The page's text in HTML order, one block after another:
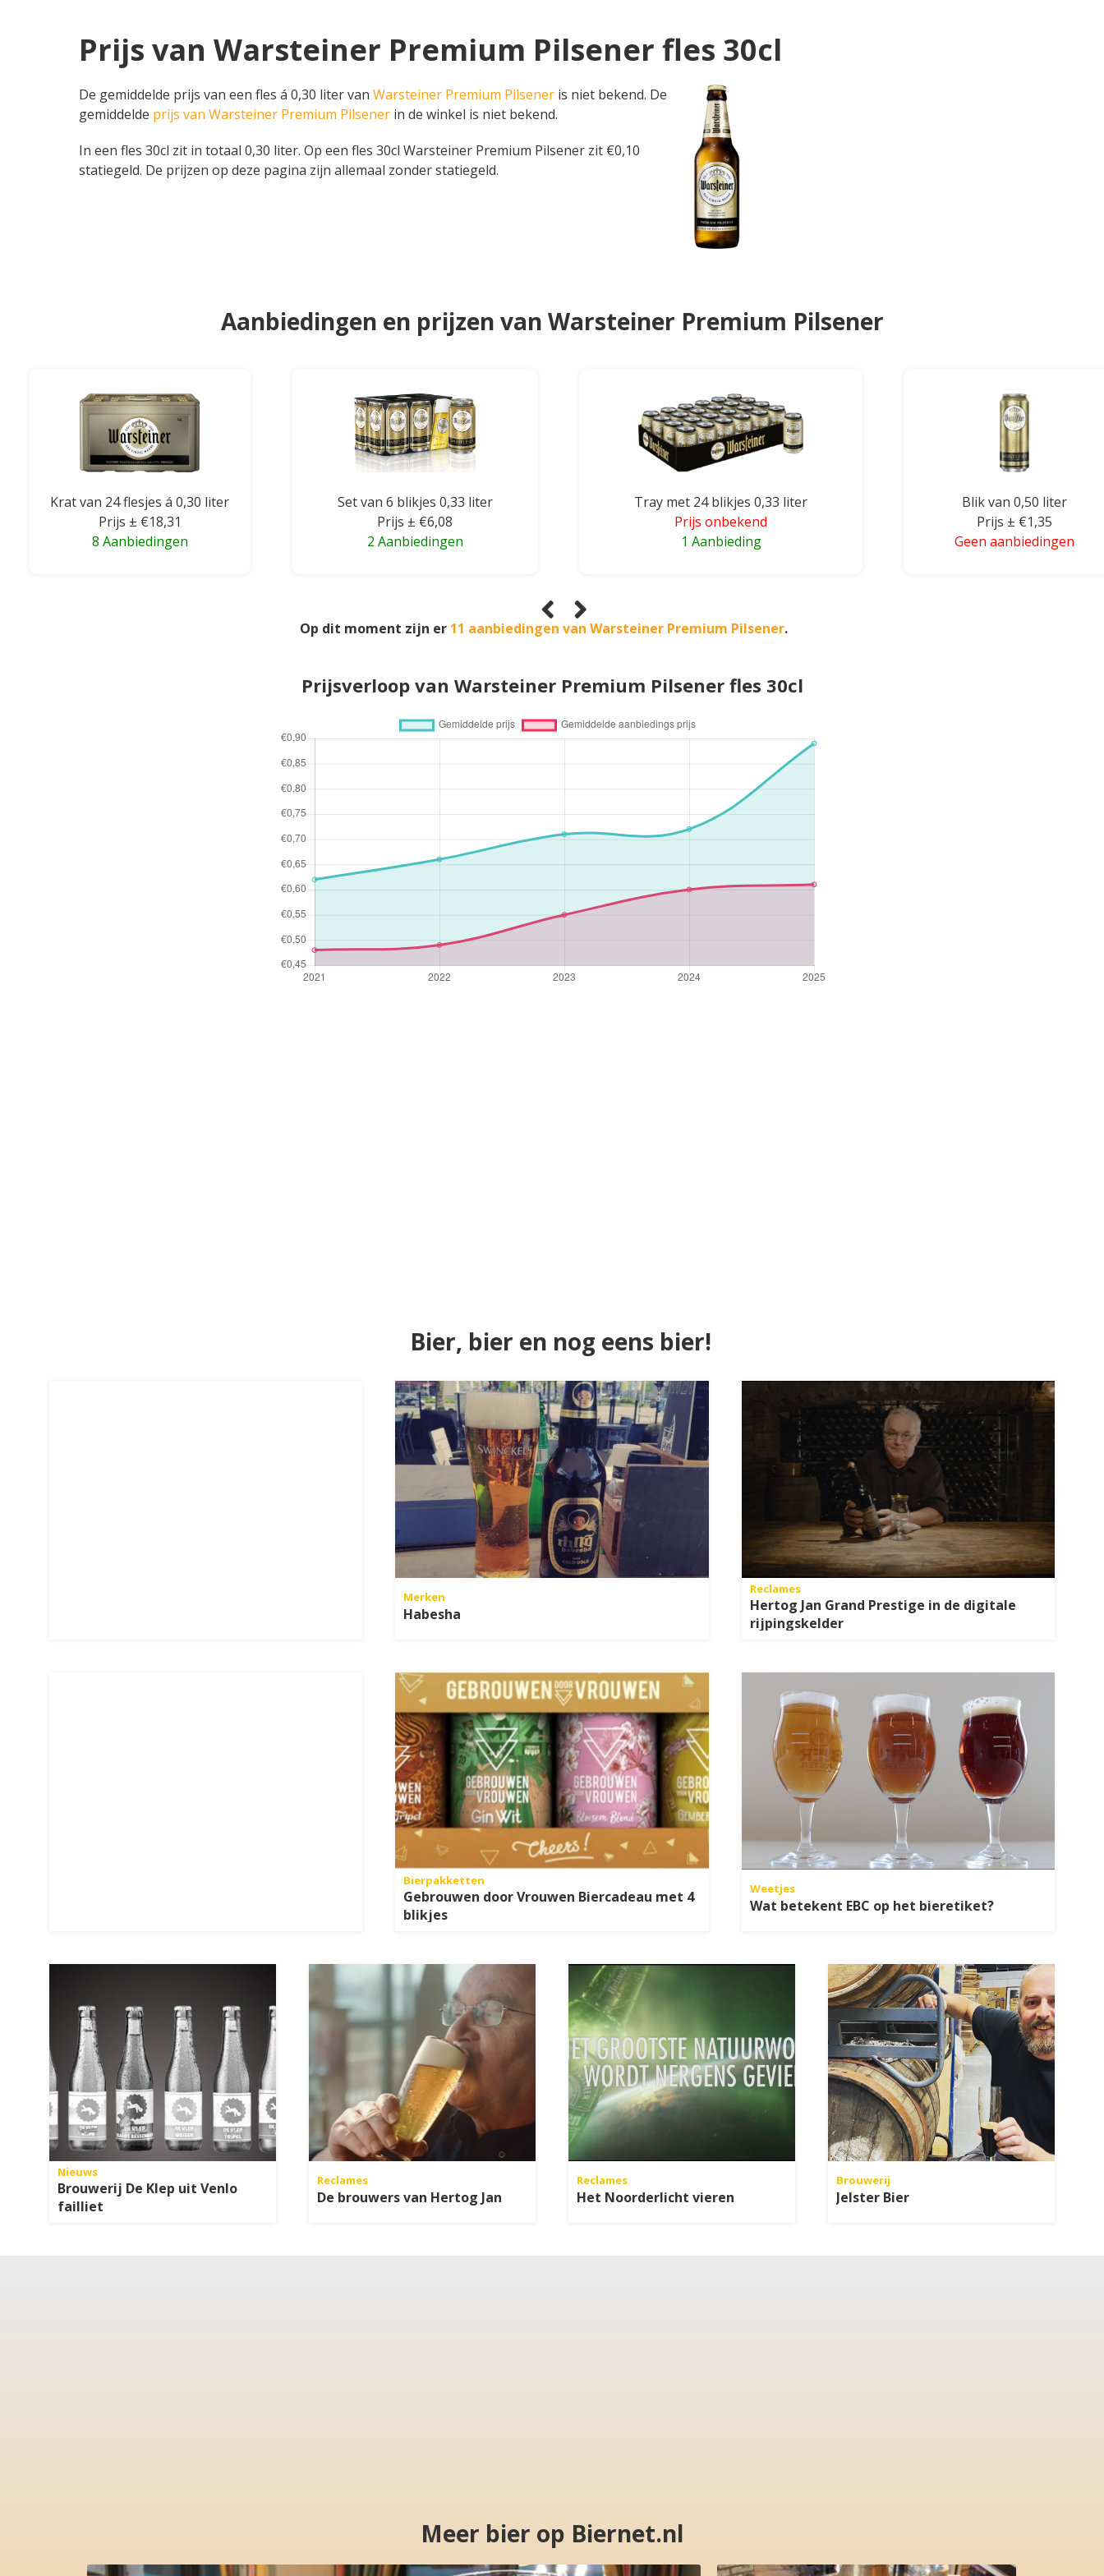
Prijs van Warsteiner Premium Pilsener fles 30cl
De gemiddelde prijs van een fles á 0,30 liter van Warsteiner Premium Pilsener is niet bekend. De
gemiddelde prijs van Warsteiner Premium Pilsener in de winkel is niet bekend.
In een fles 30cl zit in totaal 0,30 liter. Op een fles 30cl Warsteiner Premium Pilsener zit €0,10
statiegeld. De prijzen op deze pagina zijn allemaal zonder statiegeld.
Aanbiedingen en prijzen van Warsteiner Premium Pilsener
Krat van 24 flesjes á 0,30 liter
Prijs ± €18,31
8 Aanbiedingen
Set van 6 blikjes 0,33 liter
Prijs ± €6,08
2 Aanbiedingen
Tray met 24 blikjes 0,33 liter
Prijs onbekend
1 Aanbieding
Blik van 0,50 liter
Prijs ± €1,35
Geen aanbiedingen
Op dit moment zijn er 11 aanbiedingen van Warsteiner Premium Pilsener.
Prijsverloop van Warsteiner Premium Pilsener fles 30cl
Bier, bier en nog eens bier!
Merken
Habesha
Reclames
Hertog Jan Grand Prestige in de digitale
rijpingskelder
Bierpakketten
Gebrouwen door Vrouwen Biercadeau met 4
blikjes
Weetjes
Wat betekent EBC op het bieretiket?
Nieuws
Brouwerij De Klep uit Venlo
failliet
Reclames
De brouwers van Hertog Jan
Reclames
Het Noorderlicht vieren
Brouwerij
Jelster Bier
Meer bier op Biernet.nl